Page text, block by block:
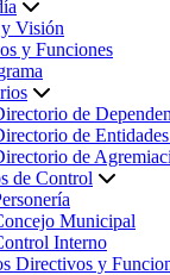
Visión
y Funciones
de
de
de
de Control
Municipal
Interno
Directivos y